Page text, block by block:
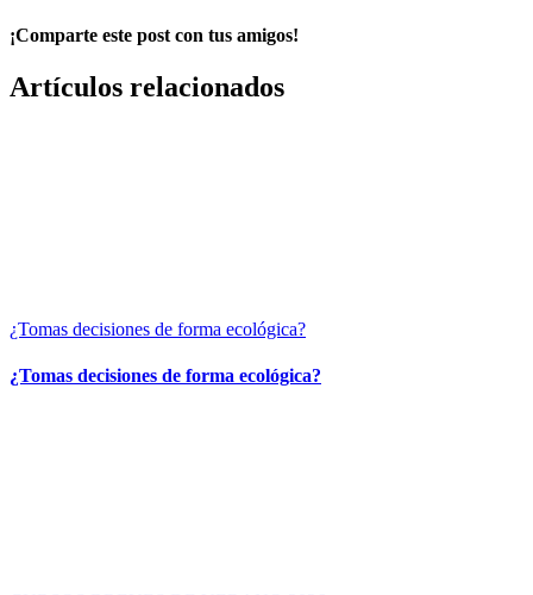
¡Comparte este post con tus amigos!
Facebook
X
WhatsApp
Correo
electrónico
Artículos relacionados
¿Tomas decisiones de forma ecológica?
¿Tomas decisiones de forma ecológica?